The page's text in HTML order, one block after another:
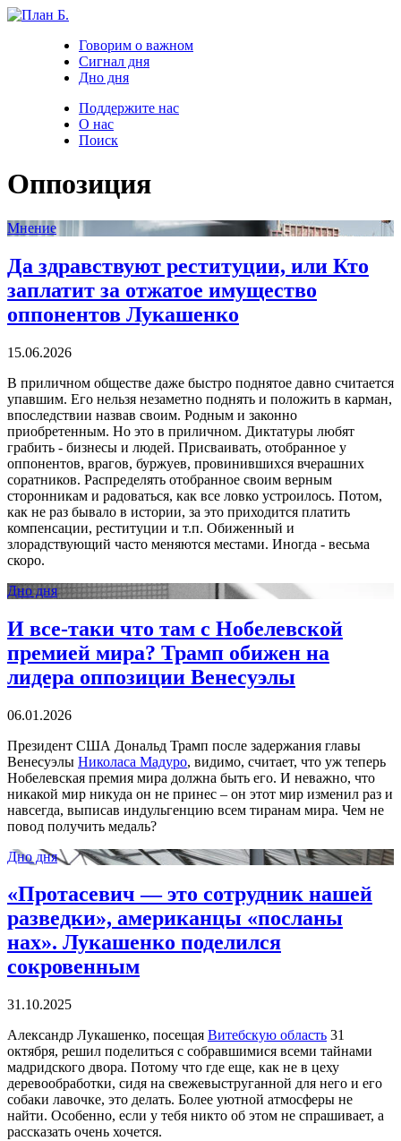
Говорим о важном
Сигнал дня
Дно дня
Поддержите нас
О нас
Поиск
Оппозиция
Мнение
Да здравствуют реституции, или Кто
заплатит за отжатое имущество
оппонентов Лукашенко
15.06.2026
В приличном обществе даже быстро поднятое давно считается
упавшим. Его нельзя незаметно поднять и положить в карман,
впоследствии назвав своим. Родным и законно
приобретенным. Но это в приличном. Диктатуры любят
грабить - бизнесы и людей. Присваивать, отобранное у
оппонентов, врагов, буржуев, провинившихся вчерашних
соратников. Распределять отобранное своим верным
сторонникам и радоваться, как все ловко устроилось. Потом,
как не раз бывало в истории, за это приходится платить
компенсации, реституции и т.п. Обиженный и
злорадствующий часто меняются местами. Иногда - весьма
скоро.
Дно дня
И все-таки что там с Нобелевской
премией мира? Трамп обижен на
лидера оппозиции Венесуэлы
06.01.2026
Президент США Дональд Трамп после задержания главы
Венесуэлы Николаса Мадуро, видимо, считает, что уж теперь
Нобелевская премия мира должна быть его. И неважно, что
никакой мир никуда он не принес – он этот мир изменил раз и
навсегда, выписав индульгенцию всем тиранам мира. Чем не
повод получить медаль?
Дно дня
«Протасевич — это сотрудник нашей
разведки», американцы «посланы
нах». Лукашенко поделился
сокровенным
31.10.2025
Александр Лукашенко, посещая Витебскую область 31
октября, решил поделиться с собравшимися всеми тайнами
мадридского двора. Потому что где еще, как не в цеху
деревообработки, сидя на свежевыструганной для него и его
собаки лавочке, это делать. Более уютной атмосферы не
найти. Особенно, если у тебя никто об этом не спрашивает, а
рассказать очень хочется.